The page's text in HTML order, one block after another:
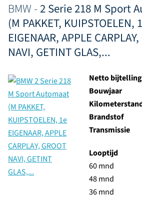
BMW - 2 Serie 218 M Sport
(M PAKKET, KUIPSTOELEN,
EIGENAAR, APPLE
NAVI, GETINT GLAS,...
Netto bijtelling
Bouwjaar
Brandstof
Transmissie
Looptijd
60 mnd
48 mnd
36 mnd